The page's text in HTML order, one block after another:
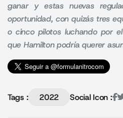
ganar y estas nuevas
oportunidad, con quizás tres
o cinco pilotos luchando por
que Hamilton podría querer
Tags : 2022 Social Icon :